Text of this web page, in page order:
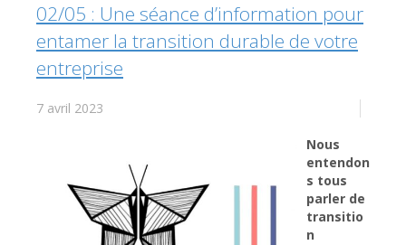
02/05 : Une séance d’information pour
entamer la transition durable de votre
entreprise
7 avril 2023
Nous
entendon
s tous
parler de
transitio
n